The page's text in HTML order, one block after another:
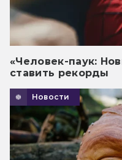
«Человек-паук:
ставить рекорды
Новости